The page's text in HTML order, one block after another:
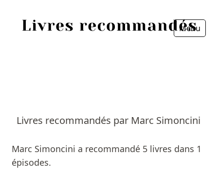
Menu
Livres recommandés par Marc Simoncini
Marc Simoncini a recommandé 5 livres dans 1
épisodes.
Livres
Fermer